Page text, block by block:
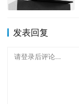
发表回复
请登录后评论...